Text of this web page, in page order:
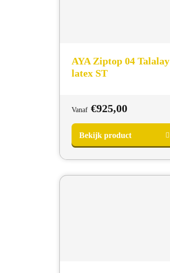
AYA Ziptop 04 Talalay
latex ST
Vanaf €925,00
Bekijk product